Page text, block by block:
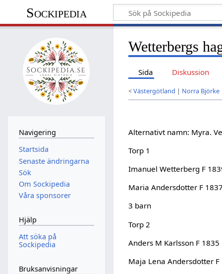
Sockipedia
Wetterbergs
Sida Diskussion
<Västergötland | Norra Björke
Alternativt namn: Myra.
Torp 1
Imanuel Wetterberg F
Maria Andersdotter F
3 barn
Torp 2
Anders M Karlsson F
Maja Lena Andersdotter
Navigering
Startsida
Senaste ändringarna
Sök
Om Sockipedia
Våra sponsorer
Hjälp
Att söka på
Sockipedia
Bruksanvisningar